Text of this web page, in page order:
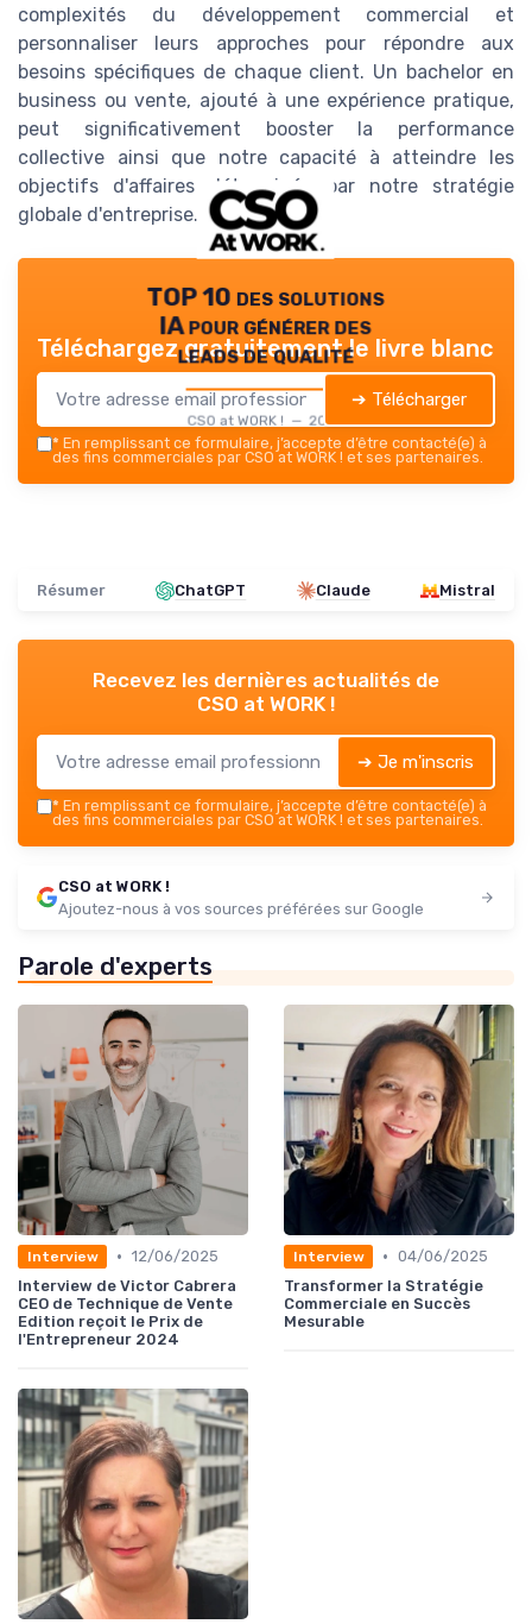
complexités du développement commercial et
personnaliser leurs approches pour répondre aux
besoins spécifiques de chaque client. Un bachelor en
business ou vente, ajouté à une expérience pratique,
peut significativement booster la performance
collective ainsi que notre capacité à atteindre les
objectifs d'affaires déterminés par notre stratégie
globale d'entreprise.
TOP 10 des solutions
IA pour générer des
leads de qualité
CSO at WORK ! — 2026
Téléchargez gratuitement le livre blanc
➔ Télécharger
* En remplissant ce formulaire, j’accepte d’être contacté(e) à
des fins commerciales par CSO at WORK ! et ses partenaires.
Résumer ChatGPT Claude Mistral
Recevez les dernières actualités de
CSO at WORK !
➔ Je m'inscris
* En remplissant ce formulaire, j’accepte d’être contacté(e) à
des fins commerciales par CSO at WORK ! et ses partenaires.
CSO at WORK !
Ajoutez-nous à vos sources préférées sur Google
Parole d'experts
Interview • 12/06/2025
Interview de Victor Cabrera
CEO de Technique de Vente
Edition reçoit le Prix de
l'Entrepreneur 2024
Interview • 04/06/2025
Transformer la Stratégie
Commerciale en Succès
Mesurable